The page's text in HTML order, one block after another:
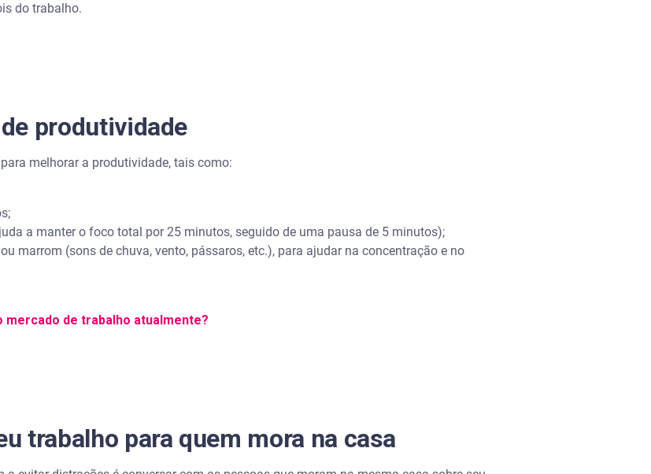
do trabalho.
produtividade
melhorar a produtividade, tais como:
a manter o foco total por 25 minutos, seguido de uma pausa de 5 minutos);
(sons de chuva, vento, pássaros, etc.), para ajudar na concentração e no
mercado de trabalho atualmente?
trabalho para quem mora na casa